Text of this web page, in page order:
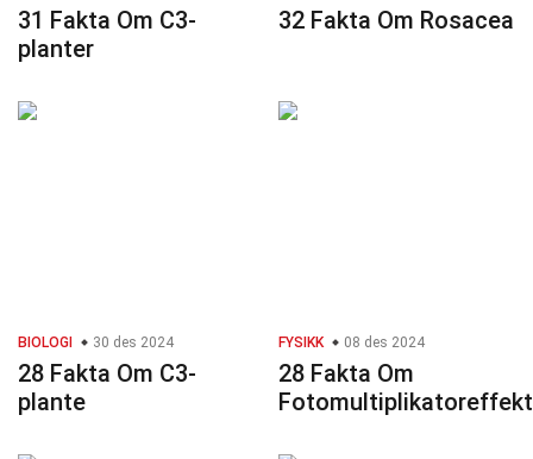
31 Fakta Om C3-
planter
32 Fakta Om Rosacea
BIOLOGI 30 des 2024
28 Fakta Om C3-
plante
FYSIKK 08 des 2024
28 Fakta Om
Fotomultiplikatoreffekt